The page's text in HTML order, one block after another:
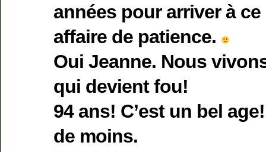
années pour arriver à
affaire de patience.
Oui Jeanne. Nous
qui devient fou!
94 ans! C’est un bel
de moins.